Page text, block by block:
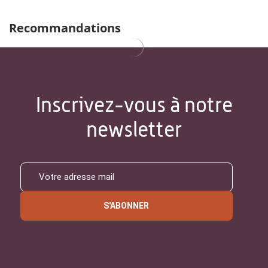
Recommandations
Inscrivez-vous à notre
newsletter
S'ABONNER